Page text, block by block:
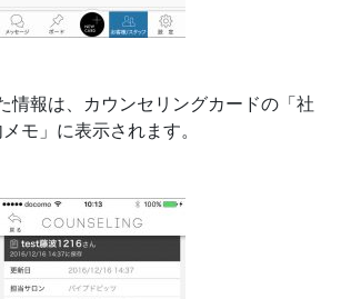
情報は、カウンセリングカードの「社
メモ」に表示されます。